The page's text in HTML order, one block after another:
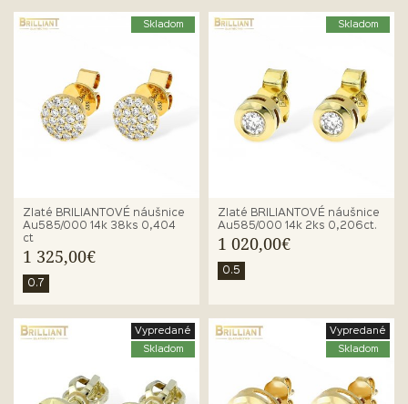
Skladom
Zlaté BRILIANTOVÉ náušnice
Au585/000 14k 38ks 0,404
ct
1 325,00€
0.7
Skladom
Zlaté BRILIANTOVÉ náušnice
Au585/000 14k 2ks 0,206ct.
1 020,00€
0.5
Vypredané
Skladom
Vypredané
Skladom